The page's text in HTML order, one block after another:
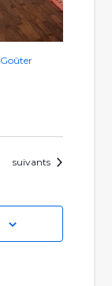
Goûter
Évènements
suivants